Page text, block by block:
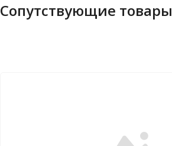
Сопутствующие товары